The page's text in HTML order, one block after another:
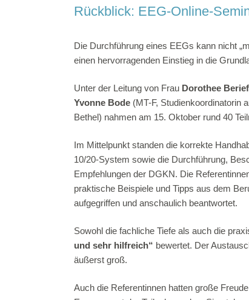
Rückblick: EEG-Online-
Die Durchführung eines EEGs kann nicht
einen hervorragenden Einstieg in die
Unter der Leitung von Frau Dorothee Berief
Yvonne Bode (MT-F, Studienkoordinatorin
Bethel) nahmen am 15. Oktober rund 40
Im Mittelpunkt standen die korrekte
10/20-System sowie die Durchführung,
Empfehlungen der DGKN. Die
praktische Beispiele und Tipps aus dem
aufgegriffen und anschaulich beantwortet.
Sowohl die fachliche Tiefe als auch die
und sehr hilfreich“ bewertet. Der
äußerst groß.
Auch die Referentinnen hatten große
Kontakt
0151-68135810
info@fnta.de
Christian-Gau-Str. 28, 50933 Köln